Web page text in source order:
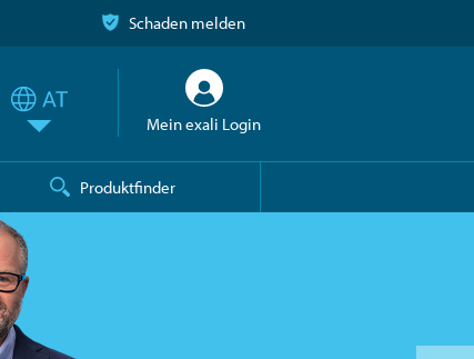
Schaden melden
Mein exali Login
Produktfinder